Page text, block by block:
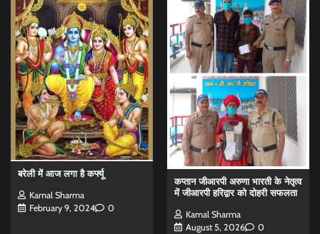
बरेली में आज लगा है कर्फ्यू
Kamal Sharma
February 9, 2024
0
कप्तान जीआरपी अरुणा भारती के नेतृत्व
में जीआरपी हरिद्वार को दोहरी सफलता
Kamal Sharma
August 5, 2026
0